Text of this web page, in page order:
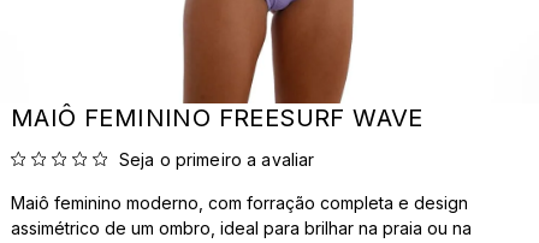
MAIÔ FEMININO FREESURF WAVE
Seja o primeiro a avaliar
Maiô feminino moderno, com forração completa e design
assimétrico de um ombro, ideal para brilhar na praia ou na